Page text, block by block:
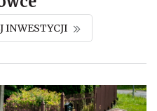
INWESTYCJI